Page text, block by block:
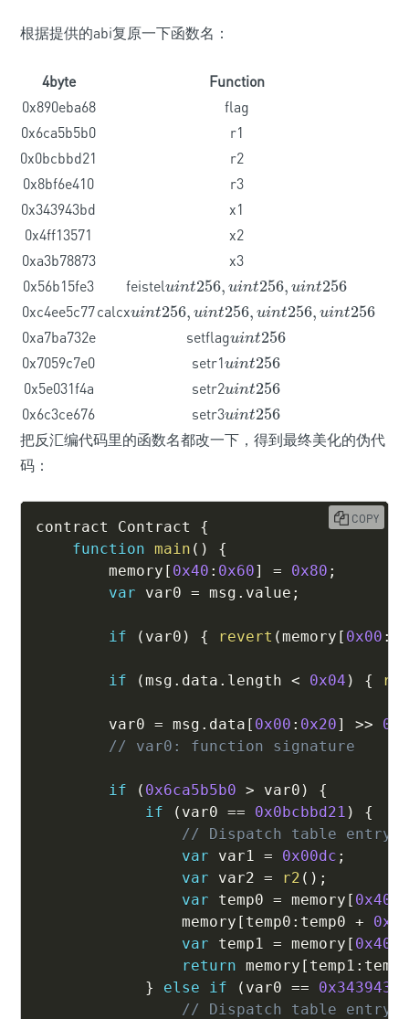
根据提供的abi复原一下函数名：
4byte
Function
0x890eba68
flag
0x6ca5b5b0
r1
0x0bcbbd21
r2
0x8bf6e410
r3
0x343943bd
x1
0x4ff13571
x2
0xa3b78873
x3
0x56b15fe3
feisteluint256, uint256, uint256
uint256,ui nt256,uint 256
0xc4ee5c77calcxuint256, uint256, uint256, uint256
uint256,ui nt256,uint 256,uint256
0xa7ba732e
setflaguint256
uint256
0x7059c7e0
setr1uint256
uint256
0x5e031f4a
setr2uint256
uint256
0x6c3ce676
setr3uint256
uint256
把反汇编代码里的函数名都改一下，得到最终美化的伪代
码：
contract Contract {
function main ( )
{
        memory
[ 0x40 : 0x60] = 0x80 ;
var var0 = msg . value ;
if ( var0 ) { revert (memory [ 0x00 :
if (msg . data . length < 0x04 ) {
        var0
= msg . data [ 0x00 : 0x20] >>
// var0: function signature
if ( 0x6ca5b5b0 > var0 )
{
if
( var0 == 0x0bcbbd21 )
{
// Dispatch table entry
var var1 = 0x00dc ;
var var2 = r2 ( ) ;
var temp0 = memory [ 0x40
                memory
[ temp0 : temp0 +
0x20
var temp1 = memory [ 0x40
return memory [ temp1 :
}
else if ( var0 ==
0x343943bd
// Dispatch table entry
COPY